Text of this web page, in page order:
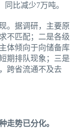
比减少7万吨。
。据调研，主要原
不匹配；二是各级
体倾向于向储备库
期排队现象；三是
跨省流通不及去
走势已分化。